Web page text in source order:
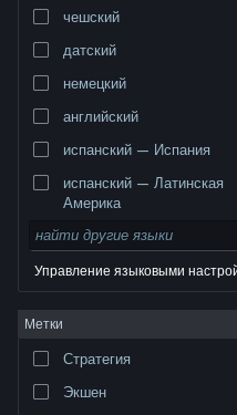
© Valve Corporation. Все права
торговые марки являются собственностью
Правовая информация
Соглашение подписчика Steam
Файлы cookie
чешский
датский
немецкий
английский
испанский — Испания
испанский — Латинская
Америка
Управление языковыми
Метки
Стратегия
Экшен